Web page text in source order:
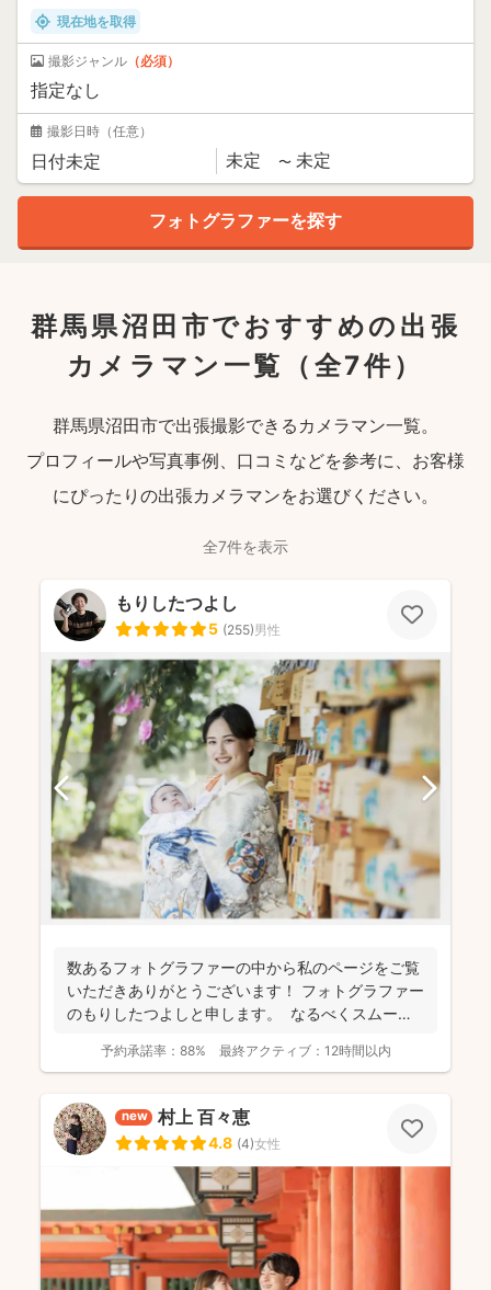
現在地を取得
撮影ジャンル （必須）
撮影日時 （任意）
群馬県沼田市でおすすめの出張
カメラマン一覧
（全7件）
群馬県沼田市で出張撮影できるカメラマン一覧。
プロフィールや写真事例、口コミなどを参考に、お客様
にぴったりの出張カメラマンをお選びください。
全7件を表示
もりしたつよし
5 (255)男性
数あるフォトグラファーの中から私のページをご覧
いただきありがとうございます！ フォトグラファー
のもりしたつよしと申します。 なるべくスムーズ
予約承諾率： 88% 最終アクティブ： 12時間以内
new 村上 百々恵
4.8 (4)女性